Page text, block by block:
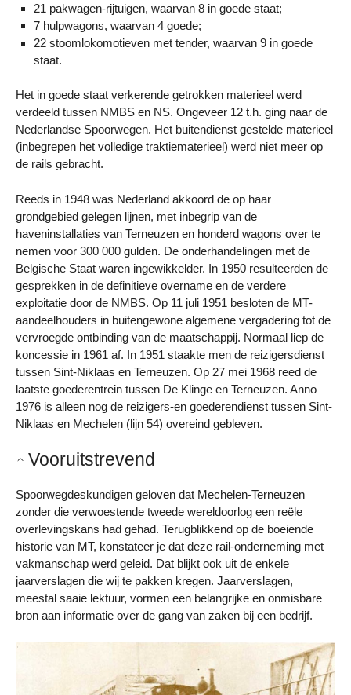
21 pakwagen-rijtuigen, waarvan 8 in goede staat;
7 hulpwagons, waarvan 4 goede;
22 stoomlokomotieven met tender, waarvan 9 in goede
staat.
Het in goede staat verkerende getrokken materieel werd
verdeeld tussen NMBS en NS. Ongeveer 12 t.h. ging naar de
Nederlandse Spoorwegen. Het buitendienst gestelde materieel
(inbegrepen het volledige traktiematerieel) werd niet meer op
de rails gebracht.
Reeds in 1948 was Nederland akkoord de op haar
grondgebied gelegen lijnen, met inbegrip van de
haveninstallaties van Terneuzen en honderd wagons over te
nemen voor 300 000 gulden. De onderhandelingen met de
Belgische Staat waren ingewikkelder. In 1950 resulteerden de
gesprekken in de definitieve overname en de verdere
exploitatie door de NMBS. Op 11 juli 1951 besloten de MT-
aandeelhouders in buitengewone algemene vergadering tot de
vervroegde ontbinding van de maatschappij. Normaal liep de
koncessie in 1961 af. In 1951 staakte men de reizigersdienst
tussen Sint-Niklaas en Terneuzen. Op 27 mei 1968 reed de
laatste goederentrein tussen De Klinge en Terneuzen. Anno
1976 is alleen nog de reizigers-en goederendienst tussen Sint-
Niklaas en Mechelen (lijn 54) overeind gebleven.
Vooruitstrevend
Spoorwegdeskundigen geloven dat Mechelen-Terneuzen
zonder die verwoestende tweede wereldoorlog een reële
overlevingskans had gehad. Terugblikkend op de boeiende
historie van MT, konstateer je dat deze rail-onderneming met
vakmanschap werd geleid. Dat blijkt ook uit de enkele
jaarverslagen die wij te pakken kregen. Jaarverslagen,
meestal saaie lektuur, vormen een belangrijke en onmisbare
bron aan informatie over de gang van zaken bij een bedrijf.